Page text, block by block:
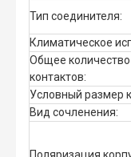
Тип соединителя:
Климатическое
Общее количество
контактов:
Условный размер
Вид сочленения:
Поляризация